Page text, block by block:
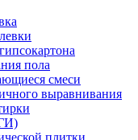
пола
смеси
выравнивания
плитки